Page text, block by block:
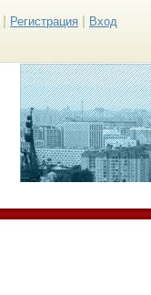
Регистрация Вход